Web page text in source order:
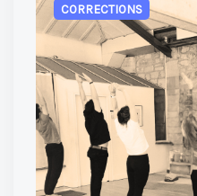
CORRECTIONS